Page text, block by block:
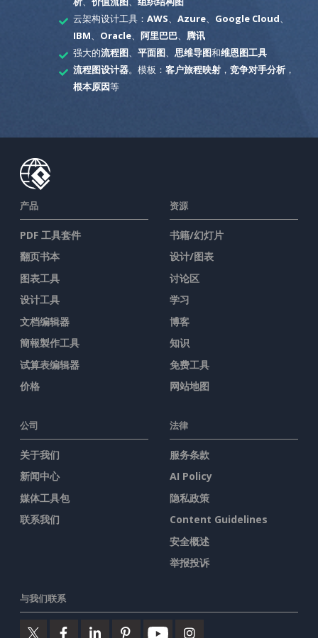
云架构设计工具： AWS Azure、 Google Cloud
IBM
Oracle、 阿里巴巴、 腾讯
强大的流程图、 平面图、 思维导图和维恩图工具
流程图设计器。模板： 客户旅程映射， 竞争对手分析，
根本原因等
产品
PDF 工具套件
翻页书本
图表工具
设计工具
文档编辑器
簡報製作工具
试算表编辑器
价格
资源
书籍/幻灯片
设计/图表
讨论区
学习
博客
知识
免费工具
网站地图
公司
关于我们
新闻中心
媒体工具包
联系我们
法律
服务条款
AI Policy
隐私政策
Content Guidelines
安全概述
举报投诉
与我们联系